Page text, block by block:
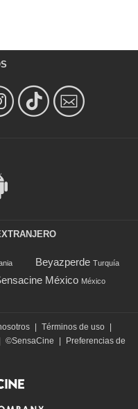
Beyazperde Turquía
México México
Términos de uso
©SensaCine
Preferencias de